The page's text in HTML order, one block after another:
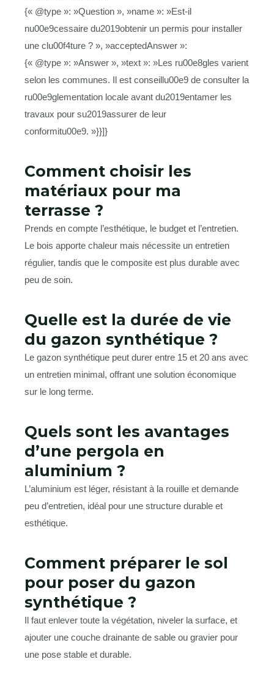
{« @type »: »Question », »name »: »Est-il
nu00e9cessaire du2019obtenir un permis pour installer
une clu00f4ture ? », »acceptedAnswer »:
{« @type »: »Answer », »text »: »Les ru00e8gles varient
selon les communes. Il est conseillu00e9 de consulter la
ru00e9glementation locale avant du2019entamer les
travaux pour su2019assurer de leur
conformitu00e9. »}}]}
Comment choisir les
matériaux pour ma
terrasse ?
Prends en compte l’esthétique, le budget et l’entretien.
Le bois apporte chaleur mais nécessite un entretien
régulier, tandis que le composite est plus durable avec
peu de soin.
Quelle est la durée de vie
du gazon synthétique ?
Le gazon synthétique peut durer entre 15 et 20 ans avec
un entretien minimal, offrant une solution économique
sur le long terme.
Quels sont les avantages
d’une pergola en
aluminium ?
L’aluminium est léger, résistant à la rouille et demande
peu d’entretien, idéal pour une structure durable et
esthétique.
Comment préparer le sol
pour poser du gazon
synthétique ?
Il faut enlever toute la végétation, niveler la surface, et
ajouter une couche drainante de sable ou gravier pour
une pose stable et durable.